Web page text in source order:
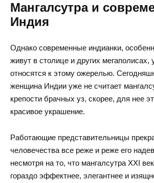
Мангалсутра и
Индия
Однако современные индианки,
живут в столице и других мегаполисах,
относятся к этому ожерелью.
женщина Индии уже не считает
крепости брачных уз, скорее, для нее
красивое украшение.
Работающие представительницы
человечества все реже и реже его
несмотря на то, что мангалсутра XXI
гораздо эффектнее, элегантнее и